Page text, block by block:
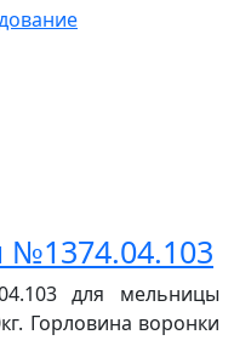
№1374.04.103
для мельницы
Горловина воронки